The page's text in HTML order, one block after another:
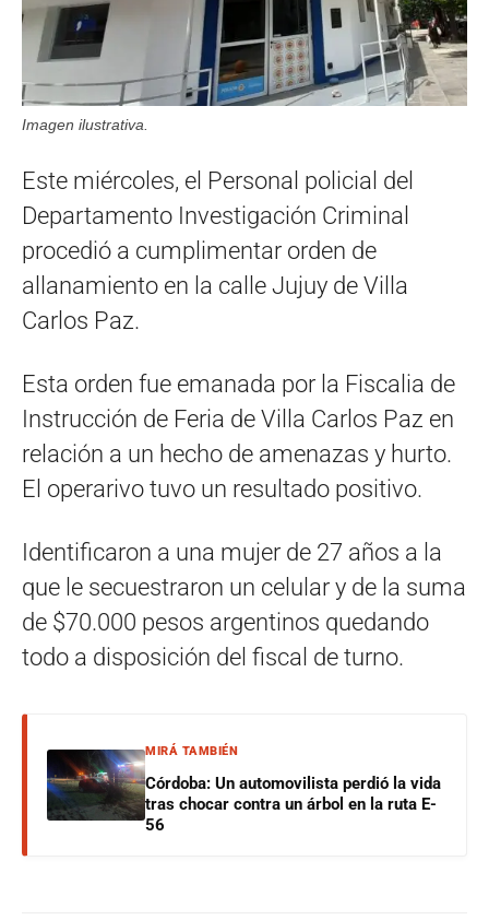
Imagen ilustrativa.
Este miércoles, el Personal policial del
Departamento Investigación Criminal
procedió a cumplimentar orden de
allanamiento en la calle Jujuy de Villa
Carlos Paz.
Esta orden fue emanada por la Fiscalia de
Instrucción de Feria de Villa Carlos Paz en
relación a un hecho de amenazas y hurto.
El operarivo tuvo un resultado positivo.
Identificaron a una mujer de 27 años a la
que le secuestraron un celular y de la suma
de $70.000 pesos argentinos quedando
todo a disposición del fiscal de turno.
MIRÁ TAMBIÉN
Córdoba: Un automovilista perdió la vida
tras chocar contra un árbol en la ruta E-
56